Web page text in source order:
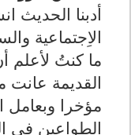
أدبنا الحديث
الاِجتماعية
ما كنتُ لأعلم
القديمة عانت
مؤخرا
الطواعين في